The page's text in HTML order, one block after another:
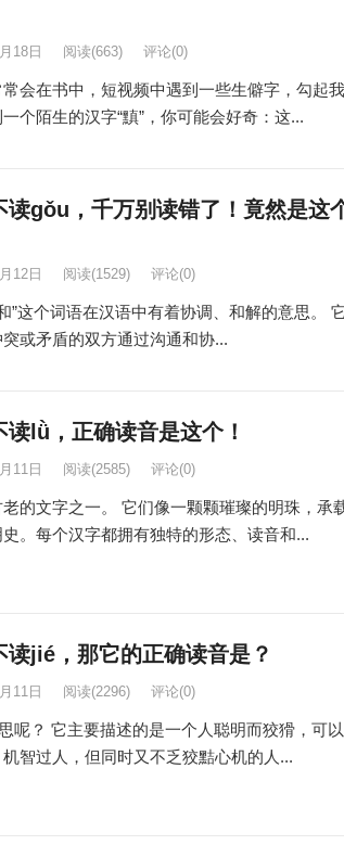
18日 阅读(663) 评论(0)
会在书中，短视频中遇到一些生僻字，勾起
个陌生的汉字“黰”，你可能会好奇：这...
读gǒu，千万别读错了！竟然是这
12日 阅读(1529) 评论(0)
”这个词语在汉语中有着协调、和解的意思。
或矛盾的双方通过沟通和协...
读lǜ，正确读音是这个！
11日 阅读(2585) 评论(0)
的文字之一。 它们像一颗颗璀璨的明珠，承
。每个汉字都拥有独特的形态、读音和...
读jié，那它的正确读音是？
11日 阅读(2296) 评论(0)
呢？ 它主要描述的是一个人聪明而狡猾，可
智过人，但同时又不乏狡黠心机的人...